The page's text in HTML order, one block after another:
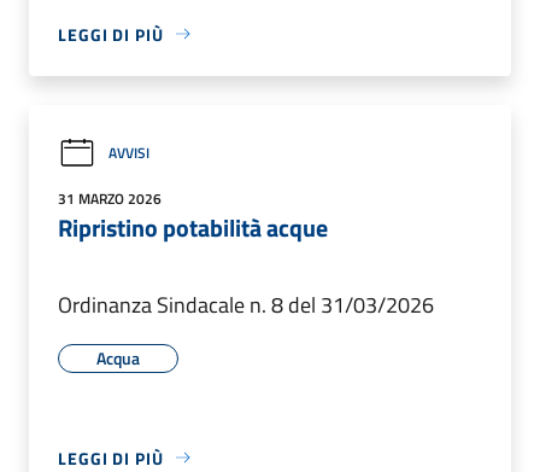
LEGGI DI PIÙ
AVVISI
31 MARZO 2026
Ripristino potabilità acque
Ordinanza Sindacale n. 8 del 31/03/2026
Acqua
LEGGI DI PIÙ